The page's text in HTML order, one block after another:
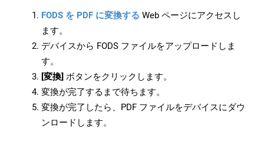
FODS を PDF に変換する Web ページにアクセスし
ます。
デバイスから FODS ファイルをアップロードしま
す。
[変換] ボタンをクリックします。
変換が完了するまで待ちます。
変換が完了したら、PDF ファイルをデバイスにダウ
ンロードします。